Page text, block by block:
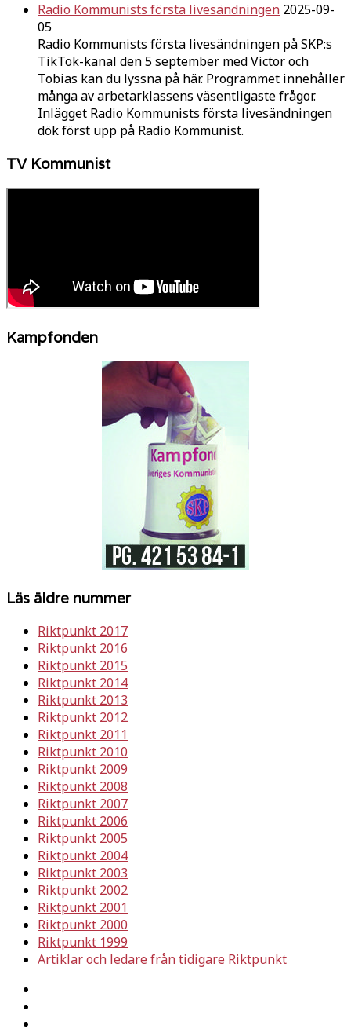
Radio Kommunists första livesändningen 2025-09-
05
Radio Kommunists första livesändningen på SKP:s
TikTok-kanal den 5 september med Victor och
Tobias kan du lyssna på här. Programmet innehåller
många av arbetarklassens väsentligaste frågor.
Inlägget Radio Kommunists första livesändningen
dök först upp på Radio Kommunist.
TV Kommunist
Kampfonden
Läs äldre nummer
Riktpunkt 2017
Riktpunkt 2016
Riktpunkt 2015
Riktpunkt 2014
Riktpunkt 2013
Riktpunkt 2012
Riktpunkt 2011
Riktpunkt 2010
Riktpunkt 2009
Riktpunkt 2008
Riktpunkt 2007
Riktpunkt 2006
Riktpunkt 2005
Riktpunkt 2004
Riktpunkt 2003
Riktpunkt 2002
Riktpunkt 2001
Riktpunkt 2000
Riktpunkt 1999
Artiklar och ledare från tidigare Riktpunkt